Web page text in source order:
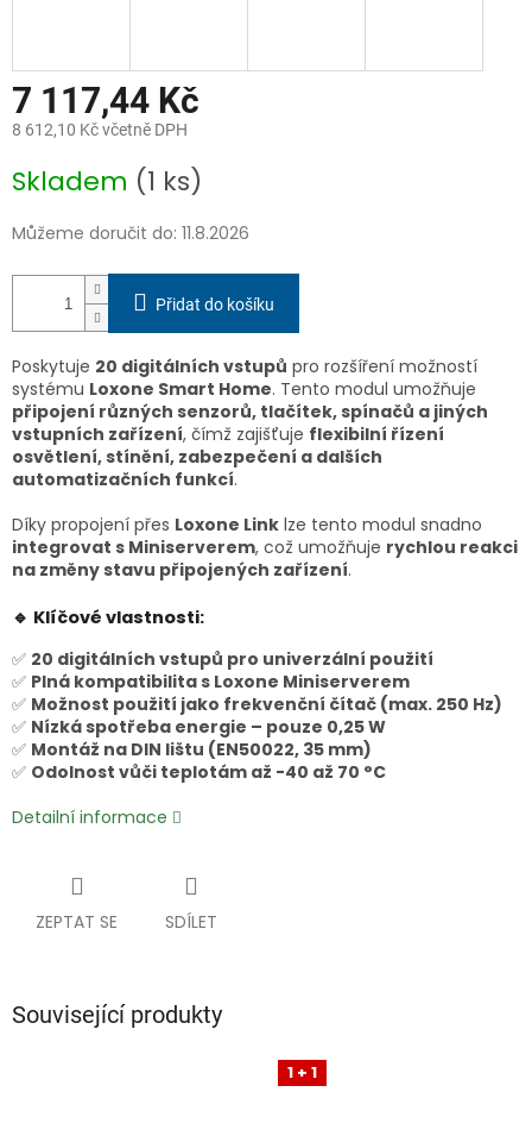
7 117,44 Kč
8 612,10 Kč včetně DPH
cena:
Skladem (1 ks)
Můžeme doručit do: 11.8.2026
Přidat do košíku
Poskytuje 20 digitálních vstupů pro rozšíření možností
systému Loxone Smart Home. Tento modul umožňuje
připojení různých senzorů, tlačítek, spínačů a jiných
vstupních zařízení, čímž zajišťuje flexibilní řízení
osvětlení, stínění, zabezpečení a dalších
automatizačních funkcí.
Díky propojení přes Loxone Link lze tento modul snadno
integrovat s Miniserverem, což umožňuje rychlou reakci
na změny stavu připojených zařízení.
🔹 Klíčové vlastnosti:
✅ 20 digitálních vstupů pro univerzální použití
✅ Plná kompatibilita s Loxone Miniserverem
✅ Možnost použití jako frekvenční čítač (max. 250 Hz)
✅ Nízká spotřeba energie – pouze 0,25 W
✅ Montáž na DIN lištu (EN50022, 35 mm)
✅ Odolnost vůči teplotám až -40 až 70 °C
Detailní informace
ZEPTAT SE SDÍLET
Související produkty
1 + 1